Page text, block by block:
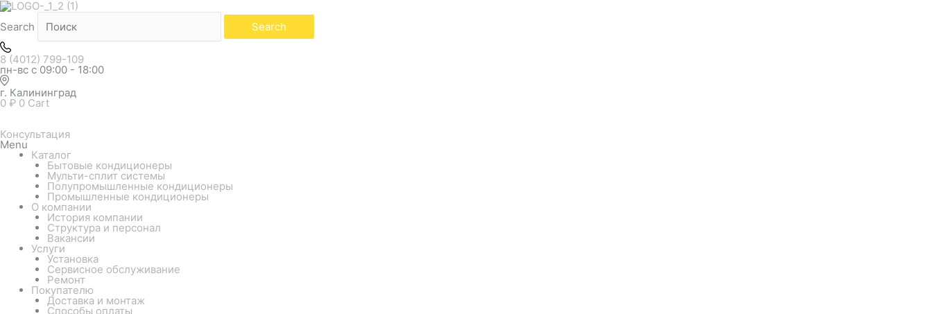
Search Search
8 (4012) 799-109
пн-вс с 09:00 - 18:00
г. Калининград
0 ₽ 0 Cart
Консультация
Menu
Каталог
Бытовые кондиционеры
Мульти-сплит системы
Полупромышленные кондиционеры
Промышленные кондиционеры
О компании
История компании
Структура и персонал
Вакансии
Услуги
Установка
Сервисное обслуживание
Ремонт
Покупателю
Доставка и монтаж
Способы оплаты
Количество
товара
Внутренний
мульти-
сплит
системы
AUX
AMCA-
H09/4R2
(кассетный)